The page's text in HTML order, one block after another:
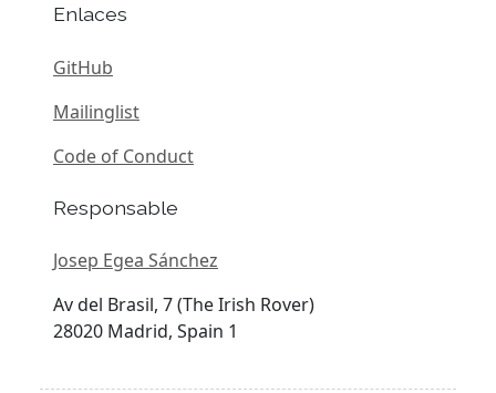
Enlaces
GitHub
Mailinglist
Code of Conduct
Responsable
Josep Egea Sánchez
Av del Brasil, 7 (The Irish Rover)
28020 Madrid, Spain 1